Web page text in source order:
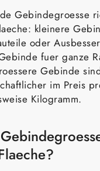
Gebindegroesse
kleinere
oder
fuer ganze
Gebinde
im Preis
Kilogramm.